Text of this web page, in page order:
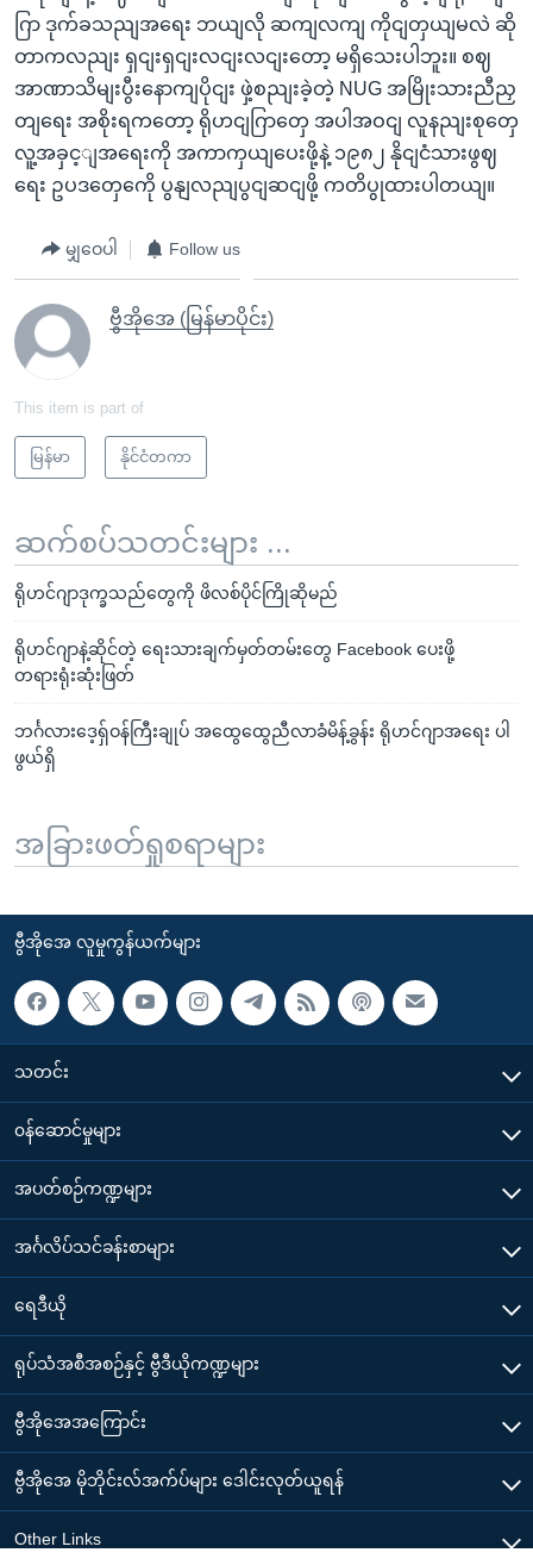
ဂြာ ဒုက်ခသညျအရေး ဘယျလို ဆကျလကျ ကိုငျတှယျမလဲ ဆို
တာကလညျး ရှငျးရှငျးလငျးလငျးတော့ မရှိသေးပါဘူး။ စဈ
အာဏာသိမျးပွီးနောကျပိုငျး ဖှဲ့စညျးခဲ့တဲ့ NUG အမြိုးသားညီညှ
တျရေး အစိုးရကတော့ ရိုဟငျဂြာတှေ အပါအဝငျ လူနညျးစုတှေ
လူ့အခှင့ျအရေးကို အကာကှယျပေးဖို့နဲ့ ၁၉၈၂ နိုငျငံသားဖွဈ
ရေး ဥပဒတှေကေို ပွနျလညျပွငျဆငျဖို့ ကတိပွုထားပါတယျ။
မျှဝေပါ Follow us
ဗွီအိုအေ (မြန်မာပိုင်း)
This item is part of
မြန်မာ နိုင်ငံတကာ
ဆက်စပ်သတင်းများ ...
ရိုဟင်ဂျာဒုက္ခသည်တွေကို ဖိလစ်ပိုင်ကြိုဆိုမည်
ရိုဟင်ဂျာနဲ့ဆိုင်တဲ့ ရေးသားချက်မှတ်တမ်းတွေ Facebook ပေးဖို့
တရားရုံးဆုံးဖြတ်
ဘင်္ဂလားဒေ့ရှ်ဝန်ကြီးချုပ် အထွေထွေညီလာခံမိန့်ခွန်း ရိုဟင်ဂျာအရေး ပါ
ဖွယ်ရှိ
အခြားဖတ်ရှုစရာများ
ဗွီအိုအေ လူမှုကွန်ယက်များ
သတင်း
၀န်ဆောင်မှုများ
အပတ်စဉ်ကဏ္ဍများ
အင်္ဂလိပ်သင်ခန်းစာများ
ရေဒီယို
ရုပ်သံအစီအစဉ်နှင့် ဗွီဒီယိုကဏ္ဍများ
ဗွီအိုအေအကြောင်း
ဗွီအိုအေ မိုဘိုင်းလ်အက်ပ်များ ဒေါင်းလုတ်ယူရန်
Other Links